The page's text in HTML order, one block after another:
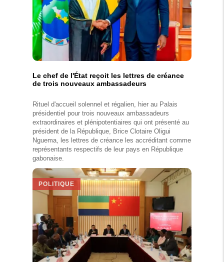
Le chef de l'État reçoit les lettres de créance
de trois nouveaux ambassadeurs
Rituel d'accueil solennel et régalien, hier au Palais
présidentiel pour trois nouveaux ambassadeurs
extraordinaires et plénipotentiaires qui ont présenté au
président de la République, Brice Clotaire Oligui
Nguema, les lettres de créance les accréditant comme
représentants respectifs de leur pays en République
gabonaise.
POLITIQUE